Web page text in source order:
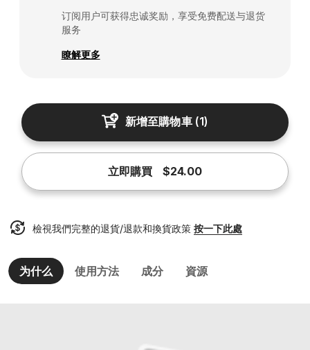
订阅用户可获得忠诚奖励，享受免费配送与退货
服务
瞭解更多
新增至購物車(1)
立即購買 $24.00
檢視我們完整的退貨/退款和換貨政策 按一下此處
为什么 使用方法 成分 資源